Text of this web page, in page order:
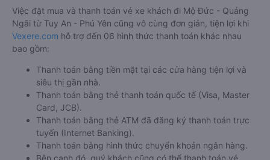
Bước 2: Chọn điểm đi, điểm đến, ngày đi, sau đó chọn “TÌM
VÉ XE”.
Bước 3: Chọn hãng xe khách đi Mộ Đức - Quảng Ngãi từ Tuy
An - Phú Yên, giờ khởi hành phù hợp. Bấm chọn vào khung giờ
Bước 4: Chọn vị trí/giường ghế, điểm đón, điểm trả và nhập
thông tin hành khách khi đặt mua vé xe đi Mộ Đức - Quảng
Ngãi từ Tuy An - Phú Yên
Bước 5: Chọn hình thức thanh toán vé phù hợp và tiến hành
thanh toán vé.
Việc đặt mua và thanh toán vé xe khách đi Mộ Đức - Quảng
Ngãi từ Tuy An - Phú Yên cũng vô cùng đơn giản, tiện lợi khi